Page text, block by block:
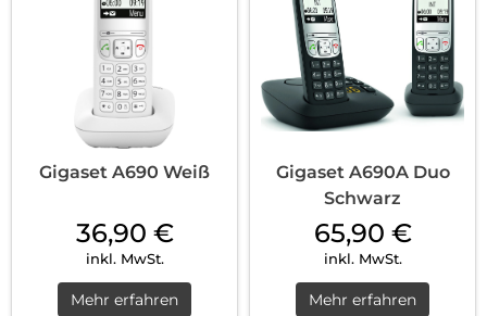
Gigaset A690 Weiß
36,90 €
inkl. MwSt.
Mehr erfahren
Gigaset A690A Duo
Schwarz
65,90 €
inkl. MwSt.
Mehr erfahren